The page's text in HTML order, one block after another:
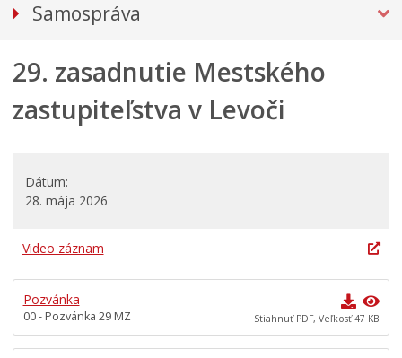
Samospráva
Hlavný kontrolór mesta
Mestské zastupiteľstvo
VOĽBY
Dokumenty mesta
Tlačové správy
Rozpočet mesta
Hospodárenie mesta
29. zasadnutie Mestského
zastupiteľstva v Levoči
Dátum
28. mája 2026
Video záznam
Pozvánka
00 - Pozvánka 29 MZ Stiahnuť PDF, Veľkosť 47 KB